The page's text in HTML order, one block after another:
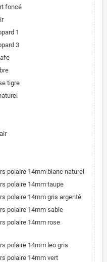
foncé
1
3
tigre
polaire 14mm blanc naturel
polaire 14mm taupe
polaire 14mm gris argenté
polaire 14mm sable
polaire 14mm rose
polaire 14mm leo gris
polaire 14mm vert